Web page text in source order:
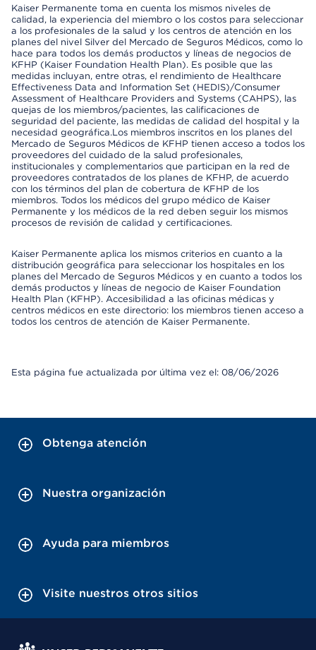
Kaiser Permanente toma en cuenta los mismos niveles de
calidad, la experiencia del miembro o los costos para seleccionar
a los profesionales de la salud y los centros de atención en los
planes del nivel Silver del Mercado de Seguros Médicos, como lo
hace para todos los demás productos y líneas de negocios de
KFHP (Kaiser Foundation Health Plan). Es posible que las
medidas incluyan, entre otras, el rendimiento de Healthcare
Effectiveness Data and Information Set (HEDIS)/Consumer
Assessment of Healthcare Providers and Systems (CAHPS), las
quejas de los miembros/pacientes, las calificaciones de
seguridad del paciente, las medidas de calidad del hospital y la
necesidad geográfica.Los miembros inscritos en los planes del
Mercado de Seguros Médicos de KFHP tienen acceso a todos los
proveedores del cuidado de la salud profesionales,
institucionales y complementarios que participan en la red de
proveedores contratados de los planes de KFHP, de acuerdo
con los términos del plan de cobertura de KFHP de los
miembros. Todos los médicos del grupo médico de Kaiser
Permanente y los médicos de la red deben seguir los mismos
procesos de revisión de calidad y certificaciones.
Kaiser Permanente aplica los mismos criterios en cuanto a la
distribución geográfica para seleccionar los hospitales en los
planes del Mercado de Seguros Médicos y en cuanto a todos los
demás productos y líneas de negocio de Kaiser Foundation
Health Plan (KFHP). Accesibilidad a las oficinas médicas y
centros médicos en este directorio: los miembros tienen acceso a
todos los centros de atención de Kaiser Permanente.
Esta página fue actualizada por última vez el: 08/06/2026
Obtenga atención
Nuestra organización
Ayuda para miembros
Visite nuestros otros sitios